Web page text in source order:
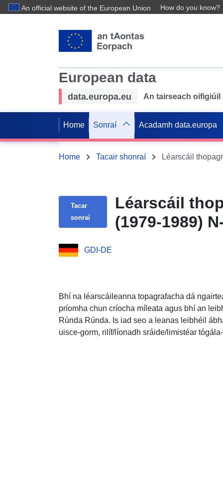
An official website of the European Union How do you know?
European data
data.europa.eu An tairseach
Home Sonraí Acadamh data.europa
Home Tacair shonraí
Tacar
sonraí
Léarscáil
(1979-1989)
GDI-DE
Bhí na léarscáileanna topagrafacha dá
príomha chun críocha míleata agus bhí an
Rúnda Rúnda. Is iad seo a leanas leibhéil
uisce-gorm, rilíf/líonadh sráide/limistéar